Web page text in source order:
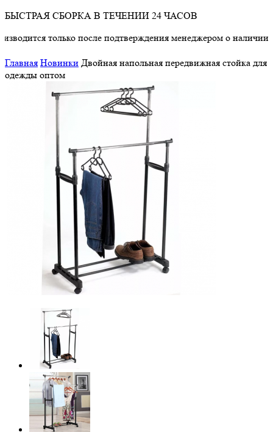
БЫСТРАЯ СБОРКА В ТЕЧЕНИИ 24 ЧАСОВ
только после подтверждения менеджером о наличии
Главная Новинки Двойная напольная передвижная стойка для
одежды оптом